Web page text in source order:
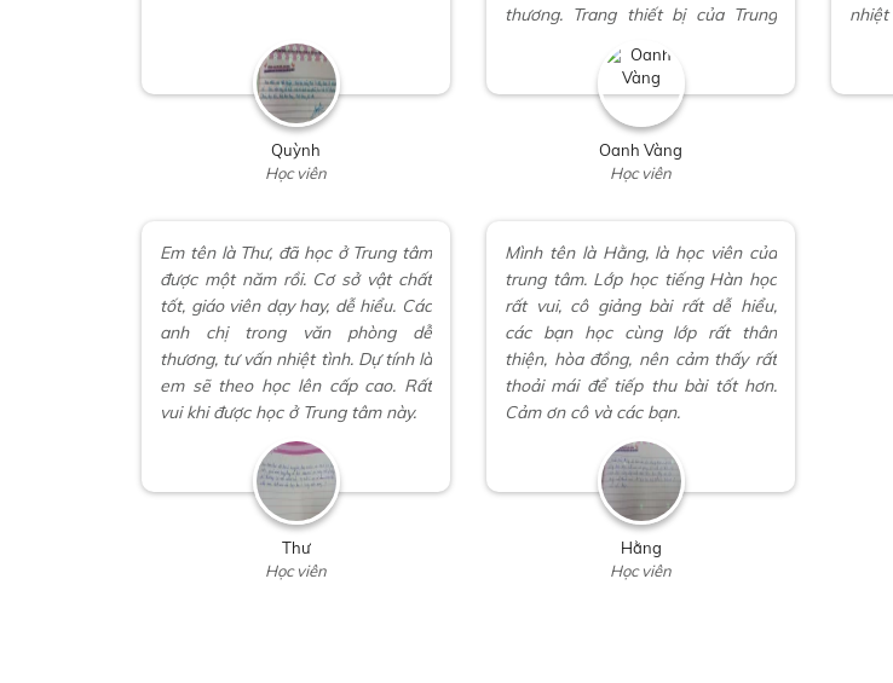
Quỳnh
Học viên
thương. Trang thiết bị của Trung
Oanh Vàng
Học viên
tâm
Em tên là Thư, đã học ở Trung tâm
được một năm rồi. Cơ sở vật chất
tốt, giáo viên dạy hay, dễ hiểu. Các
anh chị trong văn phòng dễ
thương, tư vấn nhiệt tình. Dự tính là
em sẽ theo học lên cấp cao. Rất
vui khi được học ở Trung tâm này.
Thư
Học viên
Mình tên là Hằng, là học viên của
trung tâm. Lớp học tiếng Hàn học
rất vui, cô giảng bài rất dễ hiểu,
các bạn học cùng lớp rất thân
thiện, hòa đồng, nên cảm thấy rất
thoải mái để tiếp thu bài tốt hơn.
Cảm ơn cô và các bạn.
Hằng
Học viên